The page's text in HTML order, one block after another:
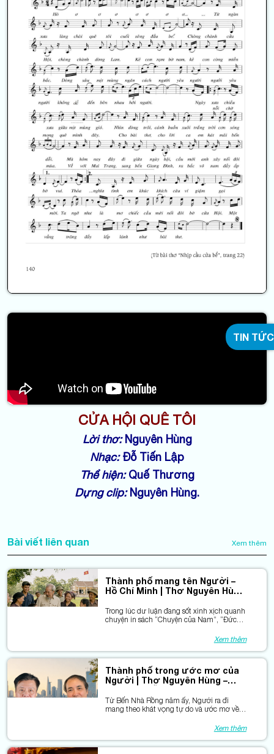
TIN TỨC
CỬA HỘI QUÊ TÔI
Lời thơ: Nguyên Hùng
Nhạc:Đỗ Tiến Lập
Thể hiện:Quế Thương
Dựng clip: Nguyên Hùng.
Bài viết liên quan Xem thêm
Thành phố mang tên Người –
Hồ Chí Minh | Thơ Nguyên Hùng
Trong lúc dư luận đang sốt xình xịch quanh
chuyện in sách “Chuyện của Nam”, “Đức
đồng dành cho in sách mà chẳng ông bà
hội viên nào biết”, mấy anh em chúng tôi
lại lôi sản phẩm “nhà làm” ra khoe vậy.
Xem thêm
Thành phố trong ước mơ của
Người | Thơ Nguyên Hùng –
Từ Bến Nhà Rồng năm ấy, Người ra đi
mang theo khát vọng tự do và ước mơ về
cơm ăn, áo mặc.Xin giới thiệu videoclip ca
khúc Thành phố trong ước mơ của Người –
một tiếng lòng chân thành gửi đến Thành
Xem thêm